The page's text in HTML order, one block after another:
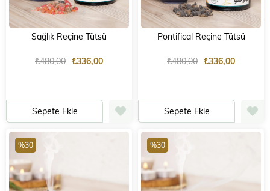
Sağlık Reçine Tütsü
₺336,00
₺480,00
Sepete Ekle
Pontifical Reçine Tütsü
₺336,00
₺480,00
Sepete Ekle
%30 %30